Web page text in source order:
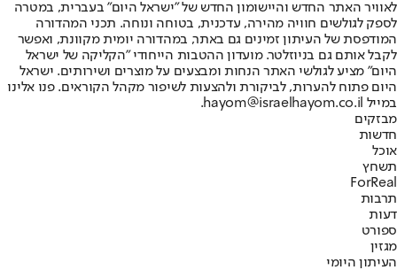
לאוויר האתר החדש והיישומון החדש של "ישראל היום" בעברית, במטרה
לספק לגולשים חוויה מהירה, עדכנית, בטוחה ונוחה. תכני המהדורה
המודפסת של העיתון זמינים גם באתר, במהדורה יומית מקוונת, ואפשר
לקבל אותם גם בניוזלטר. מועדון ההטבות הייחודי "הקליקה של ישראל
היום" מציע לגולשי האתר הנחות ומבצעים על מוצרים ושירותים. ישראל
היום פתוח להערות, לביקורת ולהצעות לשיפור מקהל הקוראים. פנו אלינו
במייל hayom@israelhayom.co.il.
מבזקים
חדשות
אוכל
תשחץ
ForReal
תרבות
דעות
ספורט
מגזין
העיתון היומי